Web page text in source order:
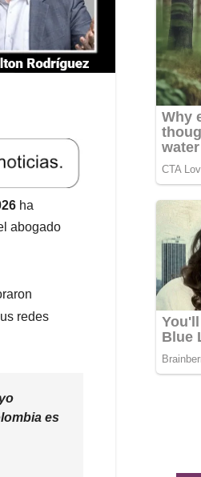
ha
abogado
redes
es